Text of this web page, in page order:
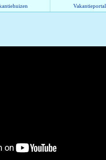
Vakantieportal